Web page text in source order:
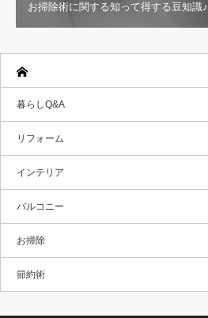
お掃除術に関する知って得する豆知識♪
暮らしQ&A
リフォーム
インテリア
バルコニー
お掃除
節約術